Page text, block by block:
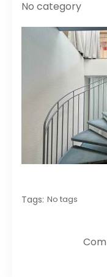
No category
Tags: No tags